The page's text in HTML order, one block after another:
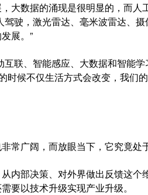
数据的涌现是很明显的，而人
驶，激光雷达、毫米波雷达、
展。”
联、智能感应、大数据和智能学
时候不仅生活方式会改变，我们
广阔，而放眼当下，它究竟处
部决策、对外界做出反馈这个
要以技术升级实现产业升级。